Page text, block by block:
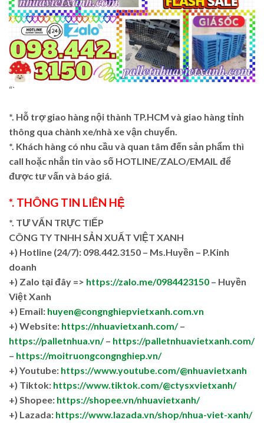
“`
*. Hỗ trợ giao hàng nội thành TP.HCM và giao hàng tỉnh
thông qua chành xe/nhà xe vận chuyển.
*. Khách hàng có nhu cầu và quan tâm đến sản phẩm thì
call hoặc nhắn tin vào số HOTLINE/ZALO/EMAIL để
được tư vấn và báo giá.
*. THÔNG TIN LIÊN HỆ
*. TƯ VẤN TRỰC TIẾP
CÔNG TY TNHH SẢN XUẤT VIỆT XANH
+) Hotline (24/7): 098.442.3150 – Ms.Huyền – P.Kinh
doanh
+) Zalo tại đây => https://zalo.me/0984423150 – Huyền
Việt Xanh
+) Email: huyen@congnghiepvietxanh.com.vn
+) Website: https://nhuavietxanh.com/–
https://palletnhua.vn/– https://palletnhuavietxanh.com/
– https://moitruongcongnghiep.vn/
+) Youtube: https://www.youtube.com/@nhuavietxanh
+) Tiktok: https://www.tiktok.com/@ctysxvietxanh/
+) Shopee: https://shopee.vn/nhuavietxanh/
+) Lazada: https://www.lazada.vn/shop/nhua-viet-xanh/